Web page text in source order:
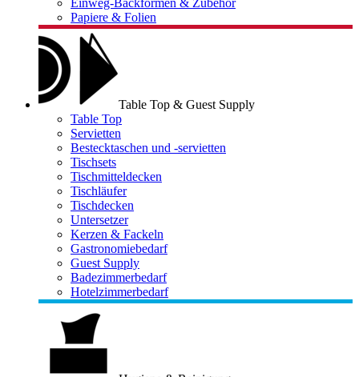
Einweg-Backformen & Zubehör
Papiere & Folien
Table Top & Guest Supply
Table Top
Servietten
Bestecktaschen und -servietten
Tischsets
Tischmitteldecken
Tischläufer
Tischdecken
Untersetzer
Kerzen & Fackeln
Gastronomiebedarf
Guest Supply
Badezimmerbedarf
Hotelzimmerbedarf